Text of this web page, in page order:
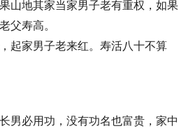
山地其家当家男子老有重权，如果
父寿高。
起家男子老来红。寿活八十不算
男必用功，没有功名也富贵，家中